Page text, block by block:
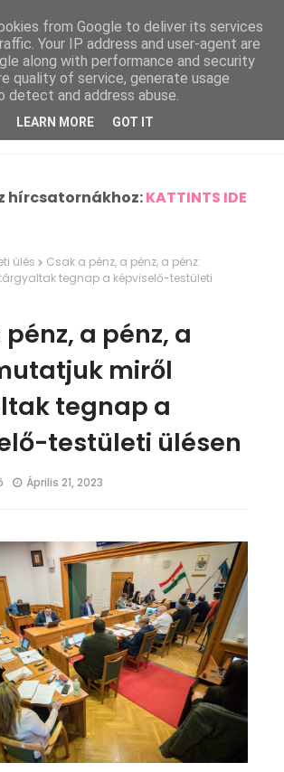
hírcsatornákhoz:KATTINTS IDE
ülés
Csak a pénz, a pénz, a pénz:
tegnap a képviselő-testületi
a pénz, a
miről
tegnap a
testületi ülésen
Április 21, 2023
from Google to deliver its services
Your IP address and user-agent are
along with performance and security
quality of service, generate usage
detect and address abuse.
LEARN MORE GOT IT